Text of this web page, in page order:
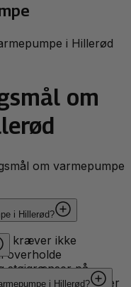
i Hillerød
om
om varmepumpe
i Hillerød?
kræver ikke
overholde
støjgrænser på
og jordvarmepumper
i Hillerød
i Hillerød?